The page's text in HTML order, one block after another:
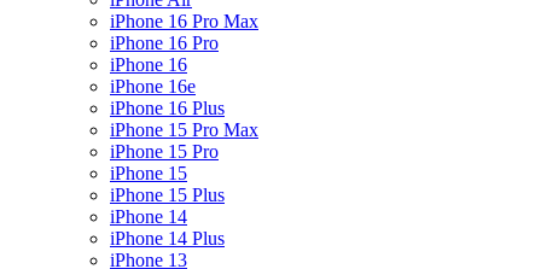
iPhone 16 Pro Max
iPhone 16 Pro
iPhone 16
iPhone 16e
iPhone 16 Plus
iPhone 15 Pro Max
iPhone 15 Pro
iPhone 15
iPhone 15 Plus
iPhone 14
iPhone 14 Plus
iPhone 13